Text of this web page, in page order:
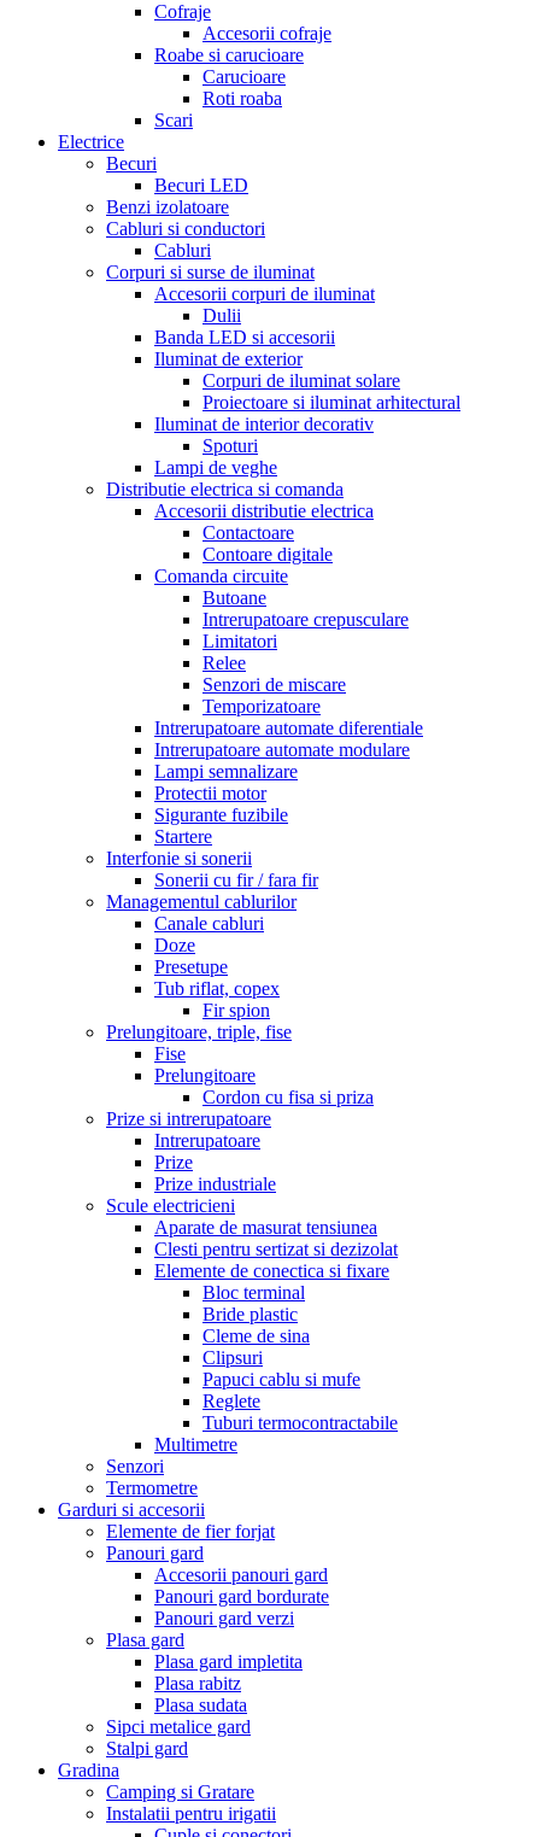
Cofraje
Accesorii cofraje
Roabe si carucioare
Carucioare
Roti roaba
Scari
Electrice
Becuri
Becuri LED
Benzi izolatoare
Cabluri si conductori
Cabluri
Corpuri si surse de iluminat
Accesorii corpuri de iluminat
Dulii
Banda LED si accesorii
Iluminat de exterior
Corpuri de iluminat solare
Proiectoare si iluminat arhitectural
Iluminat de interior decorativ
Spoturi
Lampi de veghe
Distributie electrica si comanda
Accesorii distributie electrica
Contactoare
Contoare digitale
Comanda circuite
Butoane
Intrerupatoare crepusculare
Limitatori
Relee
Senzori de miscare
Temporizatoare
Intrerupatoare automate diferentiale
Intrerupatoare automate modulare
Lampi semnalizare
Protectii motor
Sigurante fuzibile
Startere
Interfonie si sonerii
Sonerii cu fir / fara fir
Managementul cablurilor
Canale cabluri
Doze
Presetupe
Tub riflat, copex
Fir spion
Prelungitoare, triple, fise
Fise
Prelungitoare
Cordon cu fisa si priza
Prize si intrerupatoare
Intrerupatoare
Prize
Prize industriale
Scule electricieni
Aparate de masurat tensiunea
Clesti pentru sertizat si dezizolat
Elemente de conectica si fixare
Bloc terminal
Bride plastic
Cleme de sina
Clipsuri
Papuci cablu si mufe
Reglete
Tuburi termocontractabile
Multimetre
Senzori
Termometre
Garduri si accesorii
Elemente de fier forjat
Panouri gard
Accesorii panouri gard
Panouri gard bordurate
Panouri gard verzi
Plasa gard
Plasa gard impletita
Plasa rabitz
Plasa sudata
Sipci metalice gard
Stalpi gard
Gradina
Camping si Gratare
Instalatii pentru irigatii